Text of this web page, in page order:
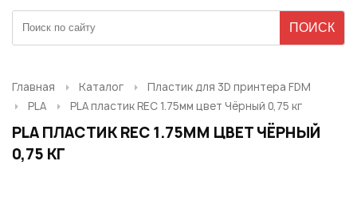
Главная Каталог
Пластик для 3D принтера FDM
PLA
PLA пластик REC 1.75мм цвет Чёрный 0,75 кг
PLA ПЛАСТИК REC 1.75ММ ЦВЕТ ЧЁРНЫЙ
0,75 КГ
Контактный телефон*:
Ваш E-mail
Ваш E-mail*:
Ваш телефон
Пароль:
Запомнить меня
Ваше имя*:
Ваш E-mail*:
Ваш телефон* :